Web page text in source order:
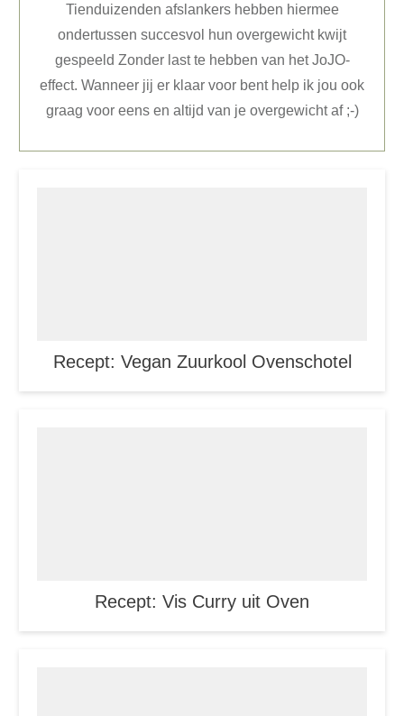
Tienduizenden afslankers hebben hiermee
ondertussen succesvol hun overgewicht kwijt
gespeeld Zonder last te hebben van het JoJO-
effect. Wanneer jij er klaar voor bent help ik jou ook
graag voor eens en altijd van je overgewicht af ;-)
Recept: Vegan Zuurkool Ovenschotel
Recept: Vis Curry uit Oven